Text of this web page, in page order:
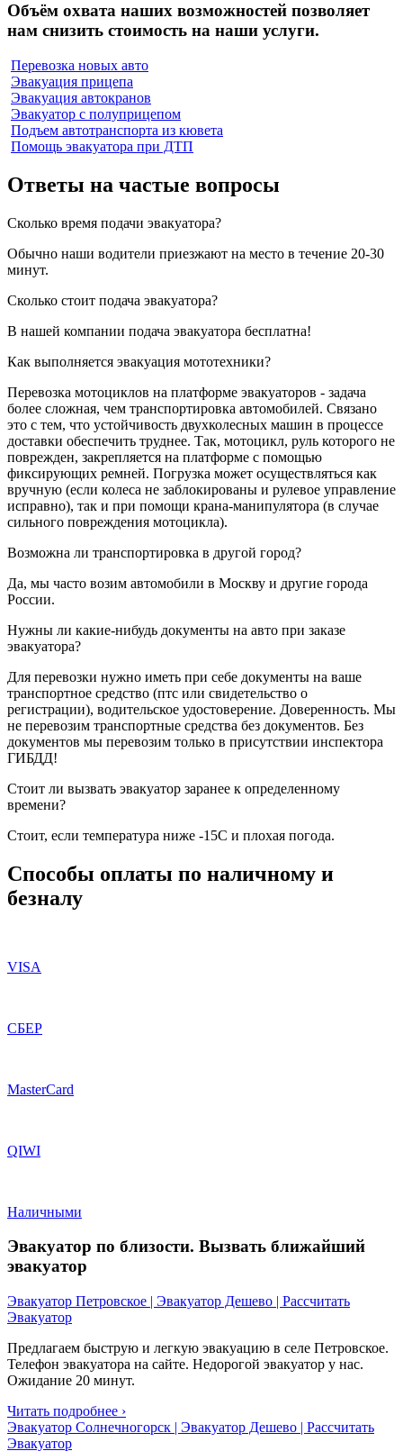
Объём охвата наших возможностей позволяет
нам снизить стоимость на наши услуги.
Перевозка новых авто
Эвакуация прицепа
Эвакуация автокранов
Эвакуатор с полуприцепом
Подъем автотранспорта из кювета
Помощь эвакуатора при ДТП
Ответы на частые вопросы
Сколько время подачи эвакуатора?
Обычно наши водители приезжают на место в течение 20-30
минут.
Сколько стоит подача эвакуатора?
В нашей компании подача эвакуатора бесплатна!
Как выполняется эвакуация мототехники?
Перевозка мотоциклов на платформе эвакуаторов - задача
более сложная, чем транспортировка автомобилей. Связано
это с тем, что устойчивость двухколесных машин в процессе
доставки обеспечить труднее. Так, мотоцикл, руль которого не
поврежден, закрепляется на платформе с помощью
фиксирующих ремней. Погрузка может осуществляться как
вручную (если колеса не заблокированы и рулевое управление
исправно), так и при помощи крана-манипулятора (в случае
сильного повреждения мотоцикла).
Возможна ли транспортировка в другой город?
Да, мы часто возим автомобили в Москву и другие города
России.
Нужны ли какие-нибудь документы на авто при заказе
эвакуатора?
Для перевозки нужно иметь при себе документы на ваше
транспортное средство (птс или свидетельство о
регистрации), водительское удостоверение. Доверенность. Мы
не перевозим транспортные средства без документов. Без
документов мы перевозим только в присутствии инспектора
ГИБДД!
Стоит ли вызвать эвакуатор заранее к определенному
времени?
Стоит, если температура ниже -15С и плохая погода.
Способы оплаты по наличному и
безналу
VISA
СБЕР
MasterCard
QIWI
Наличными
Эвакуатор по близости. Вызвать ближайший
эвакуатор
Эвакуатор Петровское | Эвакуатор Дешево | Рассчитать
Эвакуатор
Предлагаем быструю и легкую эвакуацию в селе Петровское.
Телефон эвакуатора на сайте. Недорогой эвакуатор у нас.
Ожидание 20 минут.
Читать подробнее ›
Эвакуатор Солнечногорск | Эвакуатор Дешево | Рассчитать
Эвакуатор